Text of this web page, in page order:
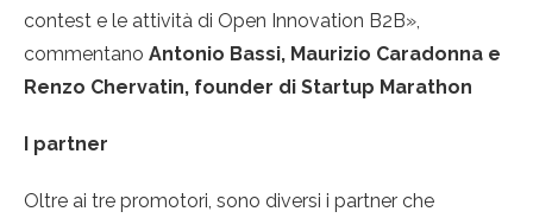
contest e le attività di Open Innovation B2B»,
commentano Antonio Bassi, Maurizio Caradonna e
Renzo Chervatin, founder di Startup Marathon
I partner
Oltre ai tre promotori, sono diversi i partner che